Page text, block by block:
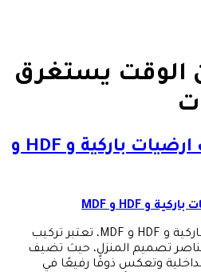
الوقت يستغرق
أفضل شركة تركيب ارضيات باركية و HDF و
أفضل شركة تركيب ارضيات باركية و HDF و MDF، تعتبر تركيب
تصميم المنزل، حيث تضيف
وتعكس ذوقًا رفيعًا في